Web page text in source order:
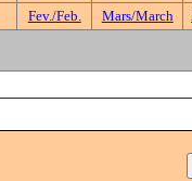
Fev./Feb. Mars/March